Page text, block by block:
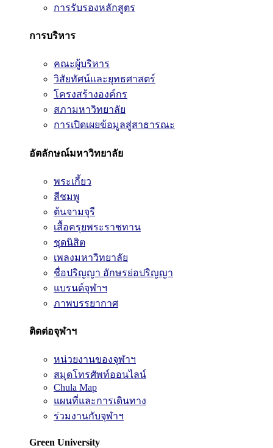
การรับรองหลักสูตร
การบริหาร
คณะผู้บริหาร
วิสัยทัศน์และยุทธศาสตร์
โครงสร้างองค์กร
สภามหาวิทยาลัย
การเปิดเผยข้อมูลสู่สาธารณะ
อัตลักษณ์มหาวิทยาลัย
พระเกี้ยว
สีชมพู
ต้นจามจุรี
เสื้อครุยพระราชทาน
ชุดนิสิต
เพลงมหาวิทยาลัย
ชื่อปริญญา อักษรย่อปริญญา
แบรนด์จุฬาฯ
ภาพบรรยากาศ
ติดต่อจุฬาฯ
หน่วยงานของจุฬาฯ
สมุดโทรศัพท์ออนไลน์
Chula Map
แผนที่และการเดินทาง
ร่วมงานกับจุฬาฯ
Green University